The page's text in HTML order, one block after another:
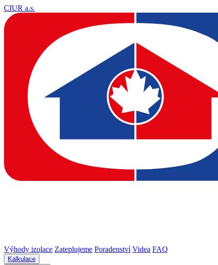
CIUR a.s.
Výhody izolace Zateplujeme Poradenství Videa FAQ
Kalkulace